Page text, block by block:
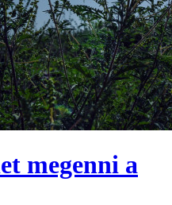
megenni a